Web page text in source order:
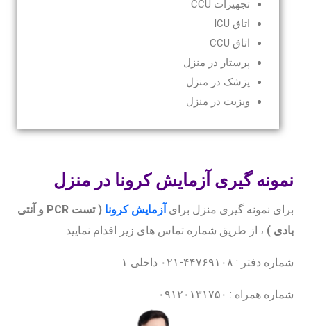
تجهیزات CCU
اتاق ICU
اتاق CCU
پرستار در منزل
پزشک در منزل
ویزیت در منزل
نمونه گیری آزمایش کرونا در منزل
برای نمونه گیری منزل برای آزمایش کرونا
( تست PCR و آنتی
بادی ) ، از طریق شماره تماس های زیر اقدام نمایید.
شماره دفتر : ۴۴۷۶۹۱۰۸-۰۲۱ داخلی ۱
شماره همراه : ۰۹۱۲۰۱۳۱۷۵۰